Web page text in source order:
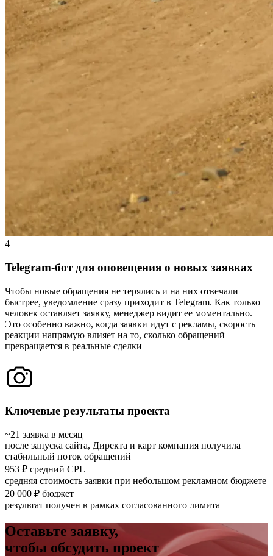
4
Telegram-бот для оповещения о новых заявках
Чтобы новые обращения не терялись и на них отвечали
быстрее, уведомление сразу приходит в Telegram. Как только
человек оставляет заявку, менеджер видит ее моментально.
Это особенно важно, когда заявки идут с рекламы, скорость
реакции напрямую влияет на то, сколько обращений
превращается в реальные сделки
Ключевые результаты проекта
~21 заявка в месяц
после запуска сайта, Директа и карт компания получила
стабильный поток обращений
953 ₽ средний CPL
средняя стоимость заявки при небольшом рекламном бюджете
20 000 ₽ бюджет
результат получен в рамках согласованного лимита
Оставьте заявку,
чтобы обсудить проект